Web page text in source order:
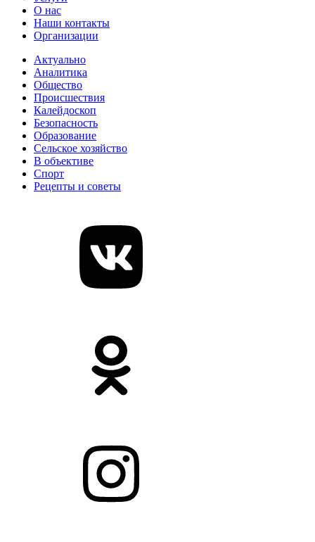
О нас
Наши контакты
Организации
Актуально
Аналитика
Общество
Происшествия
Калейдоскоп
Безопасность
Образование
Сельское хозяйство
В объективе
Спорт
Рецепты и советы